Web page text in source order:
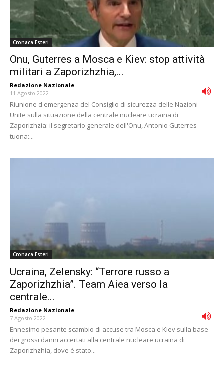
Cronaca Esteri
Onu, Guterres a Mosca e Kiev: stop attività
militari a Zaporizhzhia,...
Redazione Nazionale -
11 Agosto 2022
Riunione d'emergenza del Consiglio di sicurezza delle Nazioni
Unite sulla situazione della centrale nucleare ucraina di
Zaporizhzia: il segretario generale dell'Onu, Antonio Guterres
tuona:...
Cronaca Esteri
Ucraina, Zelensky: “Terrore russo a
Zaporizhzhia”. Team Aiea verso la
centrale...
Redazione Nazionale -
7 Agosto 2022
Ennesimo pesante scambio di accuse tra Mosca e Kiev sulla base
dei grossi danni accertati alla centrale nucleare ucraina di
Zaporizhzhia, dove è stato...